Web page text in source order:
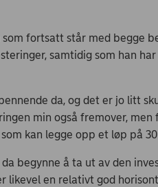
fortsatt står med begge
samtidig som han
da, og det er jo litt
min også fremover, men
kan legge opp et løp på
begynne å ta ut av den
likevel en relativt god